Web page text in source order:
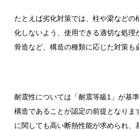
たとえば劣化対策では、柱や梁などの
化しないよう、使用できる適切な処理
骨造など、構造の種類に応じた対策も
耐震性については「耐震等級1」が基
構造であることが認定の前提となりま
に関しても高い断熱性能が求められ、